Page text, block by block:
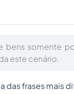
bens somente
este cenário.
das frases mais